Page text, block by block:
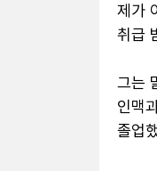
제가
취급
그는
인맥
졸업